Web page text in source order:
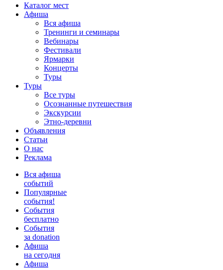
Каталог мест
Афиша
Вся афиша
Тренинги и семинары
Вебинары
Фестивали
Ярмарки
Концерты
Туры
Туры
Все туры
Осознанные путешествия
Экскурсии
Этно-деревни
Объявления
Статьи
О нас
Реклама
Вся афиша
событий
Популярные
события!
События
бесплатно
События
за donation
Афиша
на сегодня
Афиша